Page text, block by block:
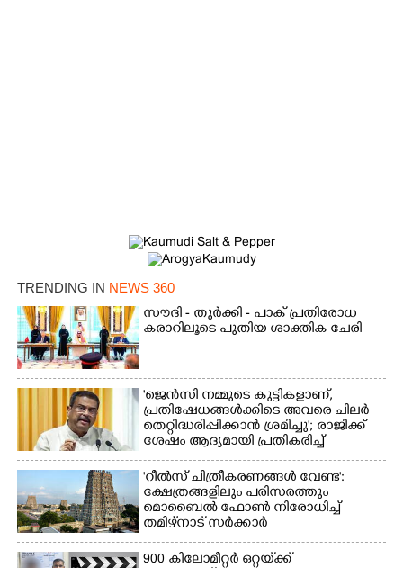
TRENDING IN NEWS 360
സൗദി - തുർക്കി - പാക് പ്രതിരോധ
കരാറിലൂടെ പുതിയ ശാക്തിക ചേരി
'ജെൻസി നമ്മുടെ കുട്ടികളാണ്,
പ്രതിഷേധങ്ങൾക്കിടെ അവരെ ചിലർ
തെറ്റിദ്ധരിപ്പിക്കാൻ ശ്രമിച്ചു'; രാജിക്ക്
ശേഷം ആദ്യമായി പ്രതികരിച്ച്
ധർമ്മേന്ദ്ര പ്രധാൻ
'റീൽസ് ചിത്രീകരണങ്ങൾ വേണ്ട':
ക്ഷേത്രങ്ങളിലും പരിസരത്തും
മൊബൈൽ ഫോൺ നിരോധിച്ച്
തമിഴ്നാട് സർക്കാർ
900 കിലോമീറ്റർ ഒറ്റയ്‌ക്ക്